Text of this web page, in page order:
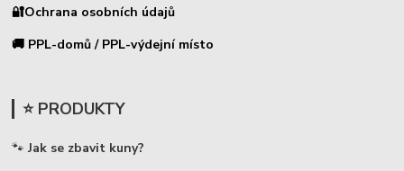
🔐Ochrana osobních údajů
🚚 PPL-domů / PPL-výdejní místo
⭐ PRODUKTY
🐾 Jak se zbavit kuny?